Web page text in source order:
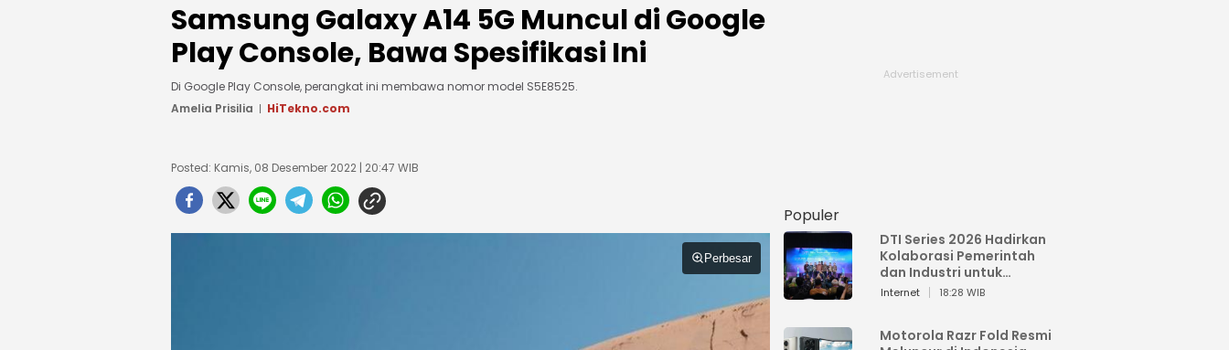
Samsung Galaxy A14 5G Muncul di Google
Play Console, Bawa Spesifikasi Ini
Di Google Play Console, perangkat ini membawa nomor model S5E8525.
Amelia Prisilia
HiTekno.com
Posted: Kamis, 08 Desember 2022 | 20:47 WIB
Perbesar
Populer
DTI Series 2026 Hadirkan
Kolaborasi Pemerintah
dan Industri untuk
Percepatan
Internet 18:28 WIB
Motorola Razr Fold Resmi